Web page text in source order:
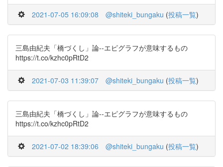
2021-07-05 16:09:08 @shiteki_bungaku (投稿一覧)
三島由紀夫「橋づくし」論--エピグラフが意味するもの
https://t.co/kzhc0pRtD2
2021-07-03 11:39:07 @shiteki_bungaku (投稿一覧)
三島由紀夫「橋づくし」論--エピグラフが意味するもの
https://t.co/kzhc0pRtD2
2021-07-02 18:39:06 @shiteki_bungaku (投稿一覧)